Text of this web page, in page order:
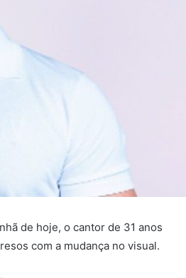
de hoje, o cantor de 31 anos
com a mudança no visual.